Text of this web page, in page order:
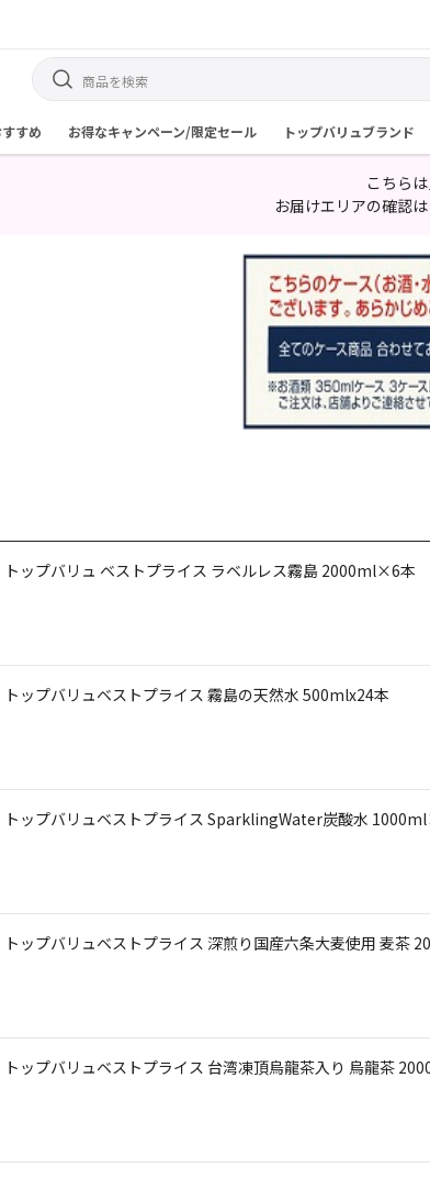
すめ お得なキャンペーン/限定セール トップバリュブランド
こちらは
お届けエリアの確認は
トップバリュ ベストプライス ラベルレス霧島 2000ml×6本
トップバリュベストプライス 霧島の天然水 500mlx24本
トップバリュベストプライス SparklingWater炭酸水
トップバリュベストプライス 深煎り国産六条大麦使用 麦茶
トップバリュベストプライス 台湾凍頂烏龍茶入り 烏龍茶